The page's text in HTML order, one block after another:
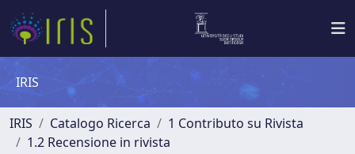
IRIS
IRIS Catalogo Ricerca
1 Contributo su Rivista
1.2 Recensione in rivista